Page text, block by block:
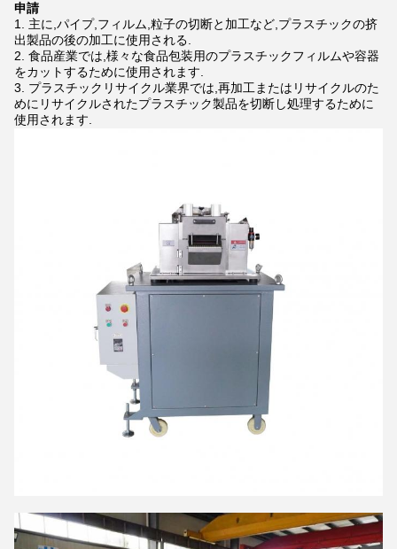
申請
主に,パイプ,フィルム,粒子の切断と加工など,プラスチックの挤
出製品の後の加工に使用される.
食品産業では,様々な食品包装用のプラスチックフィルムや容器
をカットするために使用されます.
プラスチックリサイクル業界では,再加工またはリサイクルのた
めにリサイクルされたプラスチック製品を切断し処理するために
使用されます.